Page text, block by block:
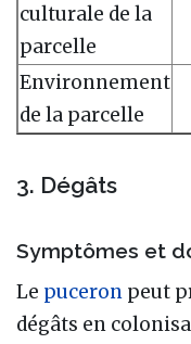
culturale de la
parcelle
Environnement
de la parcelle
3. Dégâts
Symptômes et
Le puceron peut
dégâts en